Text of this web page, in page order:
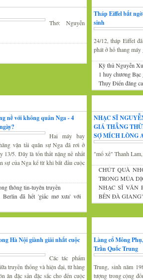
Thơ: Nguyễn
Tháp Eiffel bất
sinh
24/12, tháp Eiffel
phát ở hố thang máy
Kỳ thủ Nguyễn
1 huy chương
Thụy Điển đăng
nề với không quân Nga - 4
Hai máy bay
vận tải quân sự Nga đã rơi ở
13/5. Đây là tổn thất nặng nề nhất
sự của Nga kể từ khi bắt đầu cuộc
thông tin-tuyên truyền
đã hết 'giấc mơ xưa' với
NHẠC SĨ
GIÁ THẲNG
SỢ MÍCH LÒNG
"mổ xẻ" Thanh
CHÚT QUÀ
TRONG MÙA
NHẠC SĨ VĂN
BẾN ĐÀ
Hà Nội giành giải nhất cuộc
Các tác phẩm
truyền thống và hiện đại, từ hàng
ăn đặc sản đặc sắc cho đến cuộc
Làng cổ Mông
Trần Quốc Trung
Trung, sinh năm
tượng trong cộng